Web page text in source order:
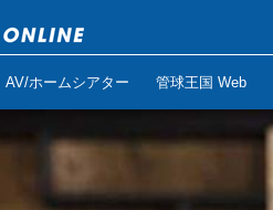
AV/ホームシアター 管球王国 Web